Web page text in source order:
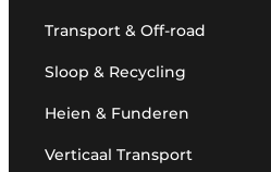
Transport & Off-road
Sloop & Recycling
Heien & Funderen
Verticaal Transport